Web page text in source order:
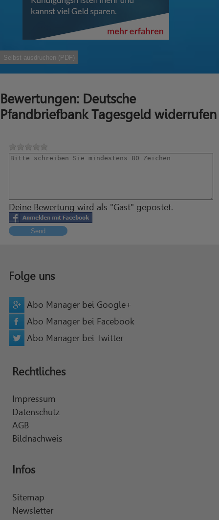
Selbst ausdruchen (PDF)
Bewertungen: Deutsche
Pfandbriefbank Tagesgeld widerrufen
Deine Bewertung wird als "Gast" gepostet.
Send
Folge uns
Abo Manager bei Google+
Abo Manager bei Facebook
Abo Manager bei Twitter
Rechtliches
Impressum
Datenschutz
AGB
Bildnachweis
Infos
Sitemap
Newsletter